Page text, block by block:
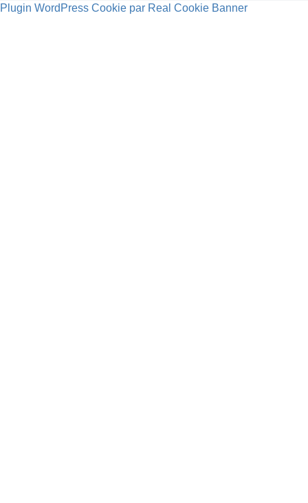
Plugin WordPress Cookie par Real Cookie Banner